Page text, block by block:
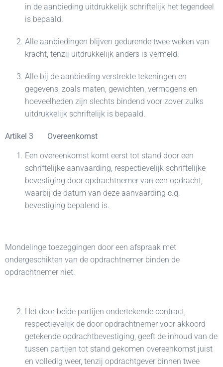
in de aanbieding uitdrukkelijk schriftelijk het tegendeel
is bepaald.
Alle aanbiedingen blijven gedurende twee weken van
kracht, tenzij uitdrukkelijk anders is vermeld.
Alle bij de aanbieding verstrekte tekeningen en
gegevens, zoals maten, gewichten, vermogens en
hoeveelheden zijn slechts bindend voor zover zulks
uitdrukkelijk schriftelijk is bepaald.
Artikel 3 Overeenkomst
Een overeenkomst komt eerst tot stand door een
schriftelijke aanvaarding, respectievelijk schriftelijke
bevestiging door opdrachtnemer van een opdracht,
waarbij de datum van deze aanvaarding c.q.
bevestiging bepalend is.
Mondelinge toezeggingen door een afspraak met
ondergeschikten van de opdrachtnemer binden de
opdrachtnemer niet.
Het door beide partijen ondertekende contract,
respectievelijk de door opdrachtnemer voor akkoord
getekende opdrachtbevestiging, geeft de inhoud van de
tussen partijen tot stand gekomen overeenkomst juist
en volledig weer, tenzij opdrachtgever binnen twee